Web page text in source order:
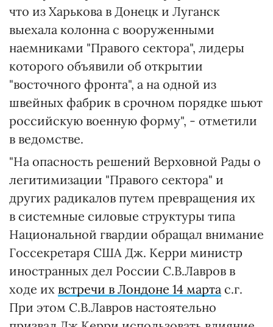
что из Харькова в Донецк и Луганск
выехала колонна с вооруженными
наемниками "Правого сектора", лидеры
которого объявили об открытии
"восточного фронта", а на одной из
швейных фабрик в срочном порядке шьют
российскую военную форму", - отметили
в ведомстве.
"На опасность решений Верховной Рады о
легитимизации "Правого сектора" и
других радикалов путем превращения их
в системные силовые структуры типа
Национальной гвардии обращал внимание
Госсекретаря США Дж. Керри министр
иностранных дел России С.В.Лавров в
ходе их встречи в Лондоне 14 марта с.г.
При этом С.В.Лавров настоятельно